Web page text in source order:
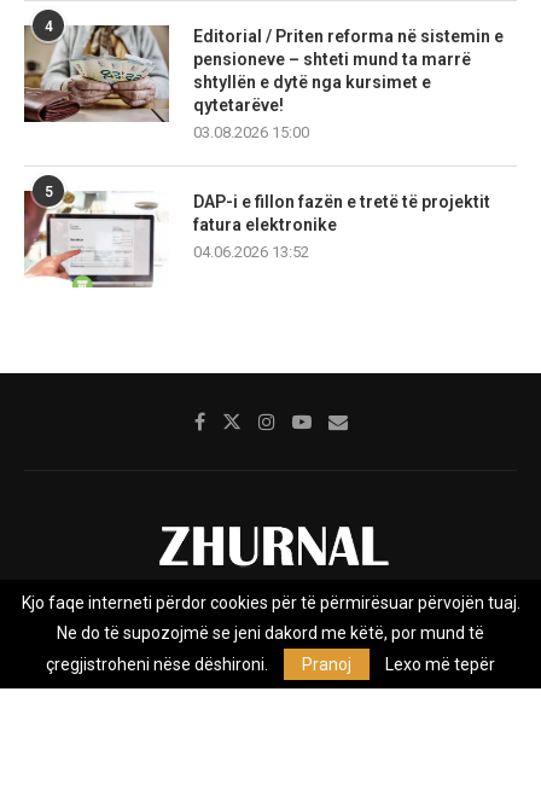
4
Editorial / Priten reforma në sistemin e
pensioneve – shteti mund ta marrë
shtyllën e dytë nga kursimet e
qytetarëve!
03.08.2026 15:00
5
DAP-i e fillon fazën e tretë të projektit
fatura elektronike
04.06.2026 13:52
Rreth nesh Impresumi Marketing
Privacy Policy
Zhurnal.mk është Agjenci e Lajmeve e pavarur, e themeluar në vitin
Kjo faqe interneti përdor cookies për të përmirësuar përvojën tuaj.
Ne do të supozojmë se jeni dakord me këtë, por mund të
çregjistroheni nëse dëshironi.
Pranoj Lexo më tepër